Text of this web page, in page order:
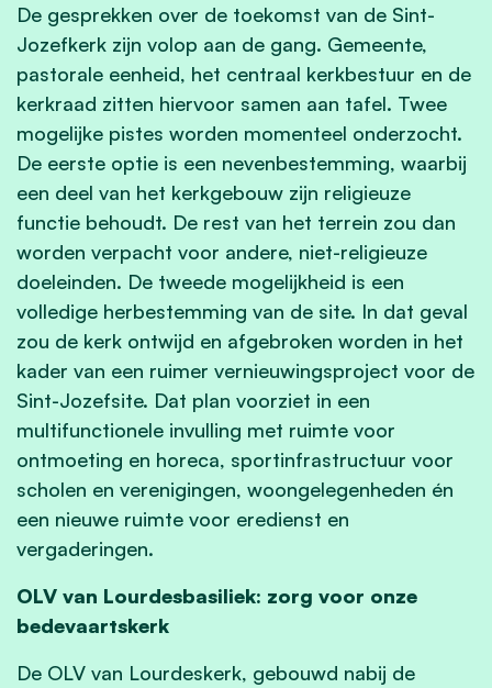
De gesprekken over de toekomst van de Sint-
Jozefkerk zijn volop aan de gang. Gemeente,
pastorale eenheid, het centraal kerkbestuur en de
kerkraad zitten hiervoor samen aan tafel. Twee
mogelijke pistes worden momenteel onderzocht.
De eerste optie is een nevenbestemming, waarbij
een deel van het kerkgebouw zijn religieuze
functie behoudt. De rest van het terrein zou dan
worden verpacht voor andere, niet-religieuze
doeleinden. De tweede mogelijkheid is een
volledige herbestemming van de site. In dat geval
zou de kerk ontwijd en afgebroken worden in het
kader van een ruimer vernieuwingsproject voor de
Sint-Jozefsite. Dat plan voorziet in een
multifunctionele invulling met ruimte voor
ontmoeting en horeca, sportinfrastructuur voor
scholen en verenigingen, woongelegenheden én
een nieuwe ruimte voor eredienst en
vergaderingen.
OLV van Lourdesbasiliek: zorg voor onze
bedevaartskerk
De OLV van Lourdeskerk, gebouwd nabij de